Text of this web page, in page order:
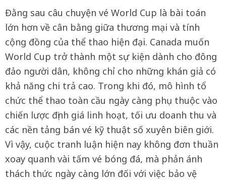
Đằng sau câu chuyện vé World Cup là bài toán
lớn hơn về cân bằng giữa thương mại và tính
cộng đồng của thể thao hiện đại. Canada muốn
World Cup trở thành một sự kiện dành cho đông
đảo người dân, không chỉ cho những khán giả có
khả năng chi trả cao. Trong khi đó, mô hình tổ
chức thể thao toàn cầu ngày càng phụ thuộc vào
chiến lược định giá linh hoạt, tối ưu doanh thu và
các nền tảng bán vé kỹ thuật số xuyên biên giới.
Vì vậy, cuộc tranh luận hiện nay không đơn thuần
xoay quanh vài tấm vé bóng đá, mà phản ánh
thách thức ngày càng lớn đối với việc bảo vệ